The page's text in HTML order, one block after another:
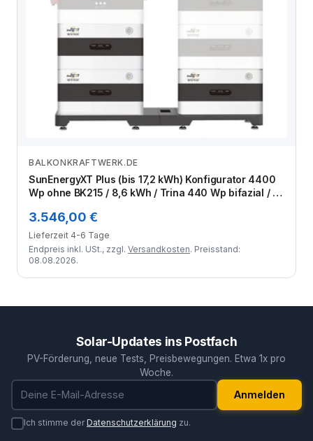
Zum Angebot
BALKONKRAFTWERK.DE
SunEnergyXT Plus (bis 17,2 kWh) Konfigurator 4400
Wp ohne BK215 / 8,6 kWh / Trina 440 Wp bifazial / 10
3.546,00 €
Lieferzeit 4-6 Tage
Endpreis inkl. USt., zzgl. Versandkosten. Preisstand:
08.08.2026.
Solar-Updates ins Postfach
PV-Förderung, neue Tests, Preisbewegungen. Etwa 1x pro
Woche.
E-Mail-Adresse
Anmelden
Ich stimme derDatenschutzerklärung zu.